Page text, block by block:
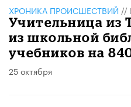
ХРОНИКА ПРОИСШЕСТВИЙ //
Учительница из
из школьной
учебников на
25 октября